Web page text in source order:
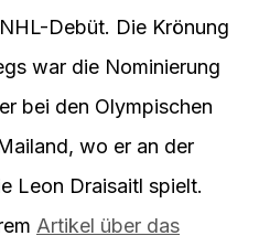
Debüt. Die Krönung
war die Nominierung
bei den Olympischen
wo er an der
Leon Draisaitl spielt.
Artikel über das